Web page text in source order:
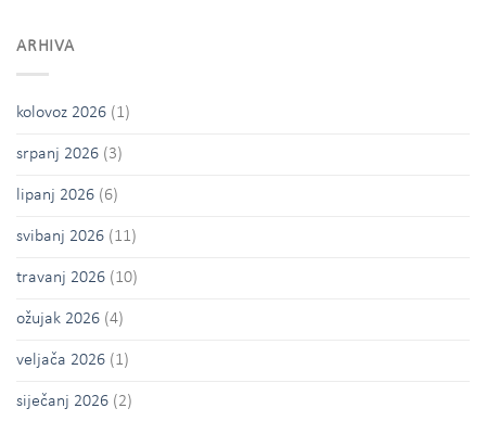
ARHIVA
kolovoz 2026 (1)
srpanj 2026 (3)
lipanj 2026 (6)
svibanj 2026 (11)
travanj 2026 (10)
ožujak 2026 (4)
veljača 2026 (1)
siječanj 2026 (2)